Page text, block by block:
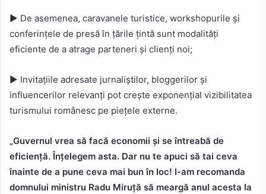
► De asemenea, caravanele turistice, workshopurile și
conferințele de presă în țările țintă sunt modalități
eficiente de a atrage parteneri și clienți noi;
► Invitațiile adresate jurnaliștilor, bloggerilor și
influencerilor relevanți pot crește exponențial vizibilitatea
turismului românesc pe piețele externe.
„Guvernul vrea să facă economii și se întreabă de
eficiență. Înțelegem asta. Dar nu te apuci să tai ceva
înainte de a pune ceva mai bun în loc! I-am recomanda
domnului ministru Radu Miruță să meargă anul acesta la